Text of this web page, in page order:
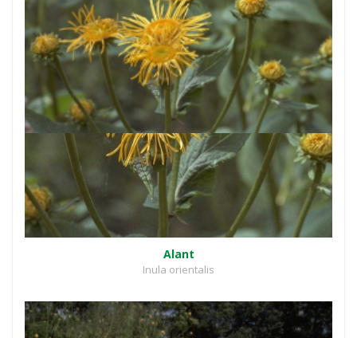
Alant
Inula orientalis